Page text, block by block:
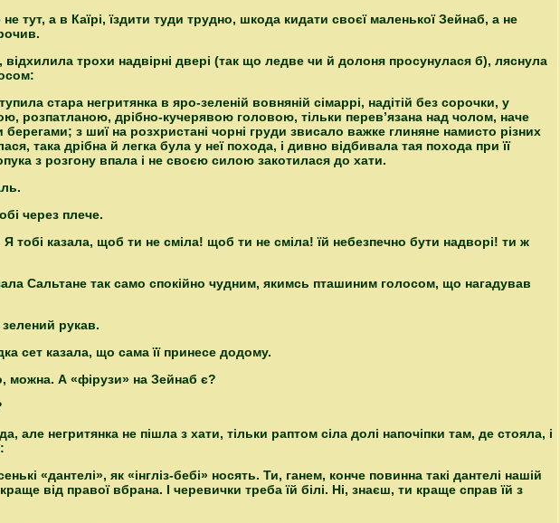
тут, а в Каїрі, їздити туди трудно, шкода кидати своєї маленької Зейнаб, а не
трохи надвірні двері (так що ледве чи й долоня просунулася б), ляснула
стара негритянка в яро-зеленій вовняній сімаррі, надітій без сорочки, у
розпатланою, дрібно-кучерявою головою, тільки перев’язана над чолом, наче
з шиї на розхристані чорні груди звисало важке глиняне намисто різних
така дрібна й легка була у неї похода, і дивно відбивала тая похода при її
з розгону впала і не своєю силою закотилася до хати.
через плече.
тобі казала, щоб ти не сміла! щоб ти не сміла! їй небезпечно бути надворі! ти ж
Сальтане так само спокійно чудним, якимсь пташиним голосом, що нагадував
зелений рукав.
сет казала, що сама її принесе додому.
можна. А «фірузи» на Зейнаб є?
але негритянка не пішла з хати, тільки раптом сіла долі напочіпки там, де стояла, і
«дантелі», як «інгліз-бебі» носять. Ти, ганем, конче повинна такі дантелі нашій
від правої вбрана. І черевички треба їй білі. Ні, знаєш, ти краще справ їй з